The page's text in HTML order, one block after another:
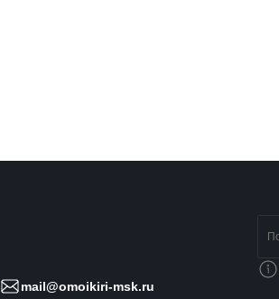
mail@omoikiri-msk.ru